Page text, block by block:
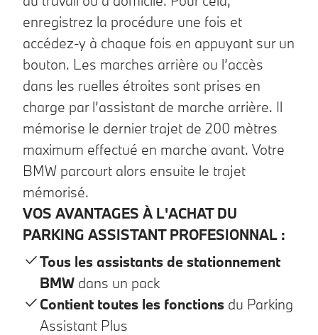
enregistrez la procédure une fois et
accédez-y à chaque fois en appuyant sur un
bouton. Les marches arrière ou l’accès
dans les ruelles étroites sont prises en
charge par l’assistant de marche arrière. Il
mémorise le dernier trajet de 200 mètres
maximum effectué en marche avant. Votre
BMW parcourt alors ensuite le trajet
mémorisé.
VOS AVANTAGES À L'ACHAT DU
PARKING ASSISTANT PROFESIONNAL :
Tous les assistants de stationnement
BMW dans un pack
Contient toutes les fonctions du Parking
Assistant Plus